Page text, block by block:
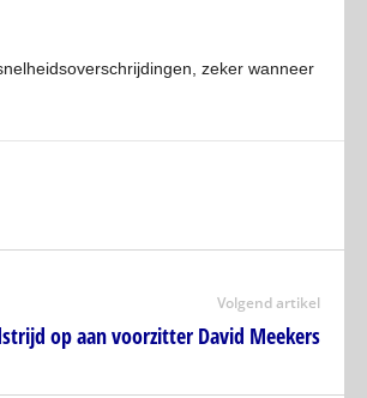
zeker wanneer
Volgend artikel
op aan voorzitter David Meekers